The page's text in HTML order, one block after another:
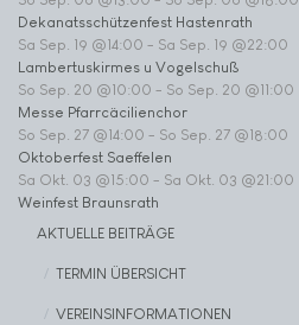
Dekanatsschützenfest Hastenrath
Sa Sep. 19 @14:00 - Sa Sep. 19 @22:00
Lambertuskirmes u Vogelschuß
So Sep. 20 @10:00 - So Sep. 20 @11:00
Messe Pfarrcäcilienchor
So Sep. 27 @14:00 - So Sep. 27 @18:00
Oktoberfest Saeffelen
Sa Okt. 03 @15:00 - Sa Okt. 03 @21:00
Weinfest Braunsrath
AKTUELLE BEITRÄGE
TERMIN ÜBERSICHT
VEREINSINFORMATIONEN